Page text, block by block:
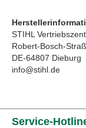
STIHL
Robert-Bosch-
DE-64807 Dieburg
info@stihl.de
Service-